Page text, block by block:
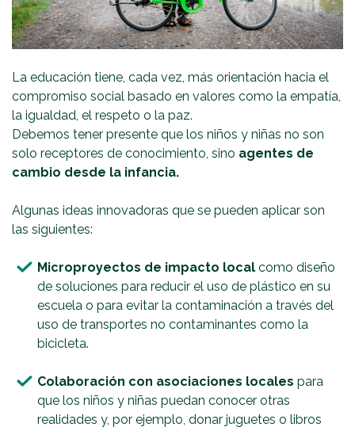
La educación tiene, cada vez, más orientación hacia el
compromiso social basado en valores como la empatía,
la igualdad, el respeto o la paz.
Debemos tener presente que los niños y niñas no son
solo receptores de conocimiento, sino agentes de
cambio desde la infancia.
Algunas ideas innovadoras que se pueden aplicar son
las siguientes:
Microproyectos de impacto local como diseño
de soluciones para reducir el uso de plástico en su
escuela o para evitar la contaminación a través del
uso de transportes no contaminantes como la
bicicleta.
Colaboración con asociaciones locales para
que los niños y niñas puedan conocer otras
realidades y, por ejemplo, donar juguetes o libros